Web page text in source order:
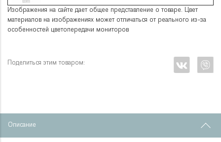
Изображения на сайте дает общее представление о товаре. Цвет
материалов на изображениях может отличаться от реального из-за
особенностей цветопередачи мониторов
Поделиться этим товаром:
Описание